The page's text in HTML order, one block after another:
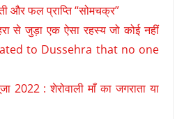
और फल प्राप्ति “सोमचक्र”
से जुड़ा एक ऐसा रहस्य जो कोई नहीं
to Dussehra that no one
2022 : शेरोवाली माँ का जगराता या